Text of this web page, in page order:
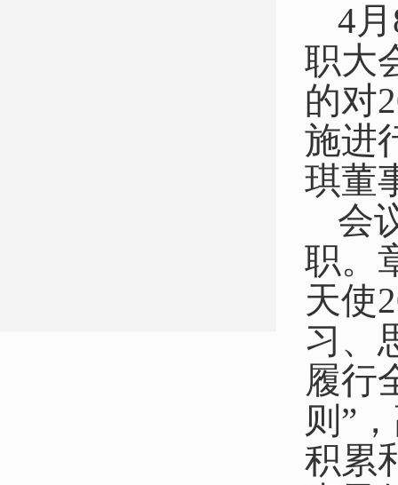
4
职大
的对
施进
琪董
会
职。
天使
习、
履行
则”
积累